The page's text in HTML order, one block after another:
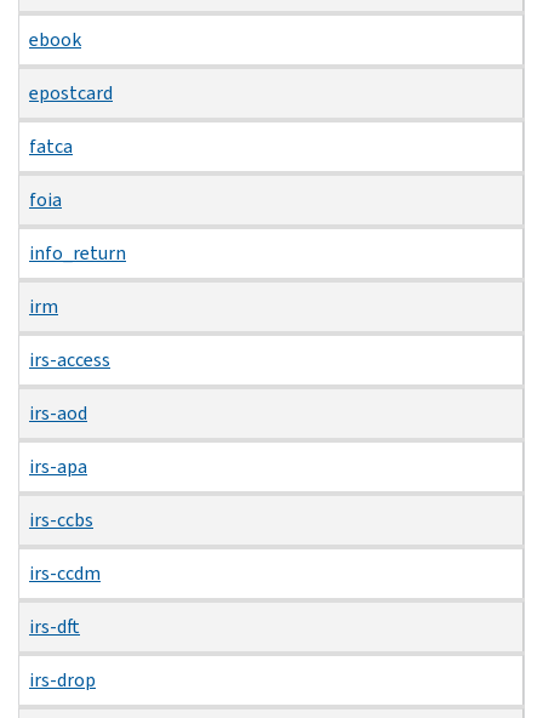
ebook
epostcard
fatca
foia
info_return
irm
irs-access
irs-aod
irs-apa
irs-ccbs
irs-ccdm
irs-dft
irs-drop